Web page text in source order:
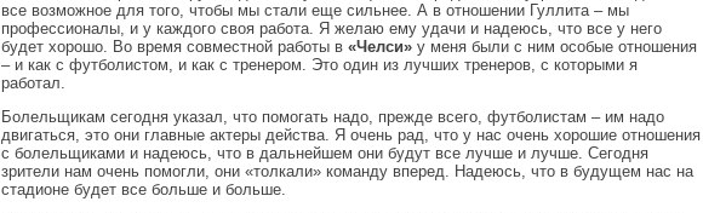
все возможное для того, чтобы мы стали еще сильнее. А в отношении Гуллита – мы
профессионалы, и у каждого своя работа. Я желаю ему удачи и надеюсь, что все у него
будет хорошо. Во время совместной работы в «Челси» у меня были с ним особые отношения
– и как с футболистом, и как с тренером. Это один из лучших тренеров, с которыми я
работал.
Болельщикам сегодня указал, что помогать надо, прежде всего, футболистам – им надо
двигаться, это они главные актеры действа. Я очень рад, что у нас очень хорошие отношения
с болельщиками и надеюсь, что в дальнейшем они будут все лучше и лучше. Сегодня
зрители нам очень помогли, они «толкали» команду вперед. Надеюсь, что в будущем нас на
стадионе будет все больше и больше.